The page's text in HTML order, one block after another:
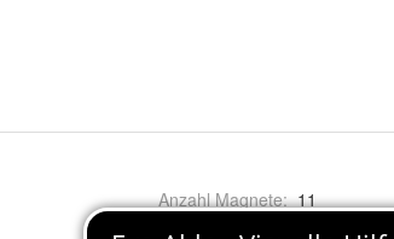
Anzahl Magnete: 11